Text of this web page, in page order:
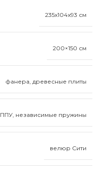
235x104x93 см
200×150 см
фанера, древесные плиты
ППУ, независимые пружины
велюр Сити